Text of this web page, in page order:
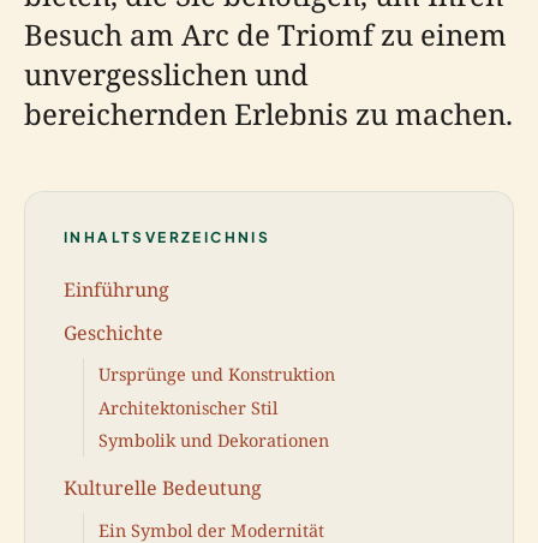
Besuch am Arc de Triomf zu einem
unvergesslichen und
bereichernden Erlebnis zu machen.
INHALTSVERZEICHNIS
Einführung
Geschichte
Ursprünge und Konstruktion
Architektonischer Stil
Symbolik und Dekorationen
Kulturelle Bedeutung
Ein Symbol der Modernität